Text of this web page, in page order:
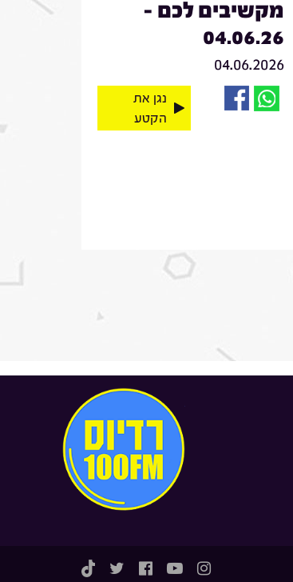
מקשיבים לכם -
04.06.26
04.06.2026
נגן את
הקטע